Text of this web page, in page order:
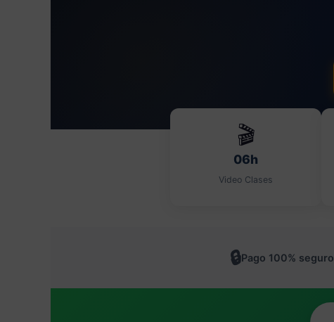
🎬
06h
Video Clases
🔒Pago 100% seguro